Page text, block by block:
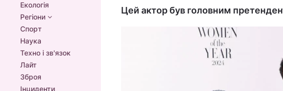
Екологія
Регіони
Спорт
Наука
Техно і зв'язок
Лайт
Зброя
Інциденти
Цей актор був головним